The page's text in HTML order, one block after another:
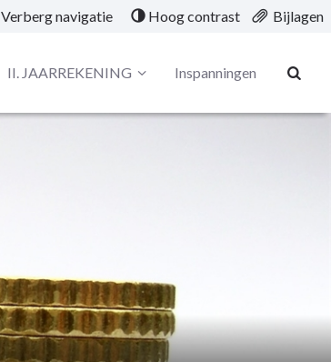
Verberg navigatie Hoog contrast Bijlagen
II. JAARREKENING Inspanningen